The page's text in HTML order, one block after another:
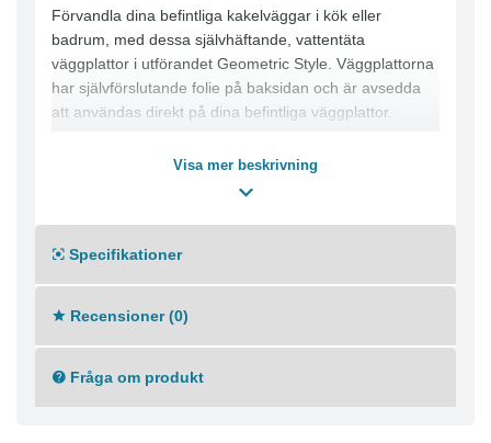
Förvandla dina befintliga kakelväggar i kök eller
badrum, med dessa självhäftande, vattentäta
väggplattor i utförandet Geometric Style. Väggplattorna
har självförslutande folie på baksidan och är avsedda
att användas direkt på dina befintliga väggplattor.
Varje platta mäter 33 x 33 cm och bygger endast 1,4
Förpackningen innehåller totalt 6 st väggplattor.
Visa mer beskrivning
Specifikationer
Recensioner (0)
Fråga om produkt